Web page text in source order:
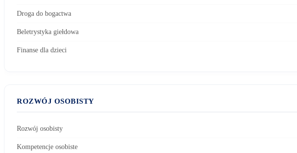
Droga do bogactwa
Beletrystyka giełdowa
Finanse dla dzieci
ROZWÓJ OSOBISTY
Rozwój osobisty
Kompetencje osobiste